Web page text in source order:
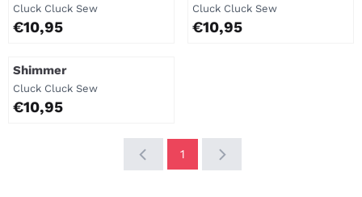
Merk:
Cluck Cluck Sew
Prijs: 10,95
€10,95
Merk:
Cluck Cluck Sew
Prijs: 10,95
€10,95
Shimmer
Merk:
Cluck Cluck Sew
Prijs: 10,95
€10,95
1